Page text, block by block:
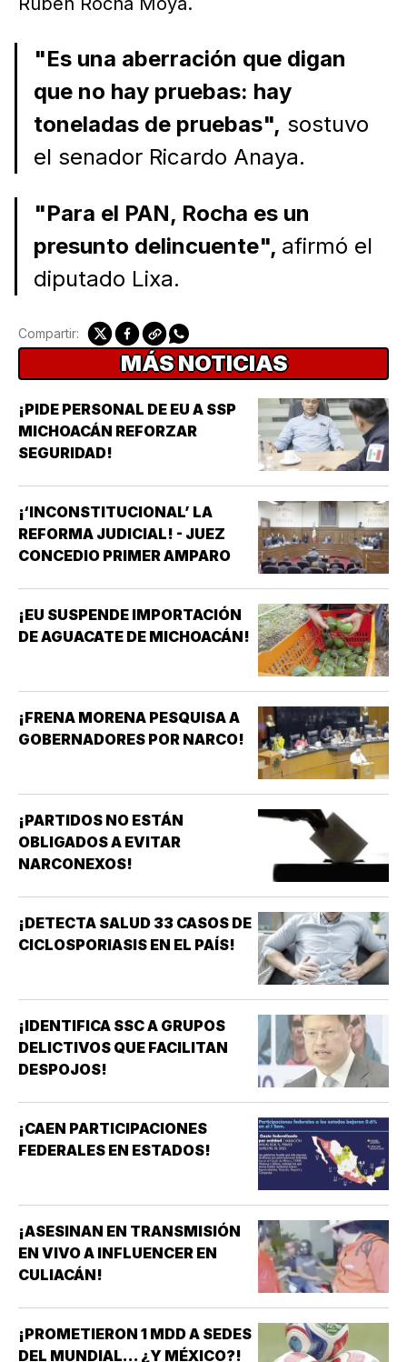
"Es una aberración que digan
que no hay pruebas: hay
toneladas de pruebas", sostuvo
el senador Ricardo Anaya.
"Para el PAN, Rocha es un
presunto delincuente", afirmó el
diputado Lixa.
Compartir:
MÁS NOTICIAS
¡PIDE PERSONAL DE EU A SSP
MICHOACÁN REFORZAR
SEGURIDAD!
¡‘INCONSTITUCIONAL’ LA
REFORMA JUDICIAL! - JUEZ
CONCEDIO PRIMER AMPARO
¡EU SUSPENDE IMPORTACIÓN
DE AGUACATE DE MICHOACÁN!
¡FRENA MORENA PESQUISA A
GOBERNADORES POR NARCO!
¡PARTIDOS NO ESTÁN
OBLIGADOS A EVITAR
NARCONEXOS!
¡DETECTA SALUD 33 CASOS DE
CICLOSPORIASIS EN EL PAÍS!
¡IDENTIFICA SSC A GRUPOS
DELICTIVOS QUE FACILITAN
DESPOJOS!
¡CAEN PARTICIPACIONES
FEDERALES EN ESTADOS!
¡ASESINAN EN TRANSMISIÓN
EN VIVO A INFLUENCER EN
CULIACÁN!
¡PROMETIERON 1 MDD A SEDES
DEL MUNDIAL... ¿Y MÉXICO?!